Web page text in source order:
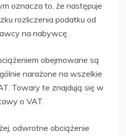
oznacza to, że następuje
rozliczenia podatku od
na nabywcę.
obejmowane są
narażone na wszelkie
Towary te znajdują się w
o VAT.
odwrotne obciążenie